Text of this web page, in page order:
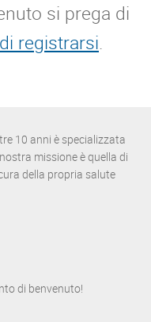
si prega di
registrarsi.
10 anni è specializzata
missione è quella di
della propria salute
di benvenuto!